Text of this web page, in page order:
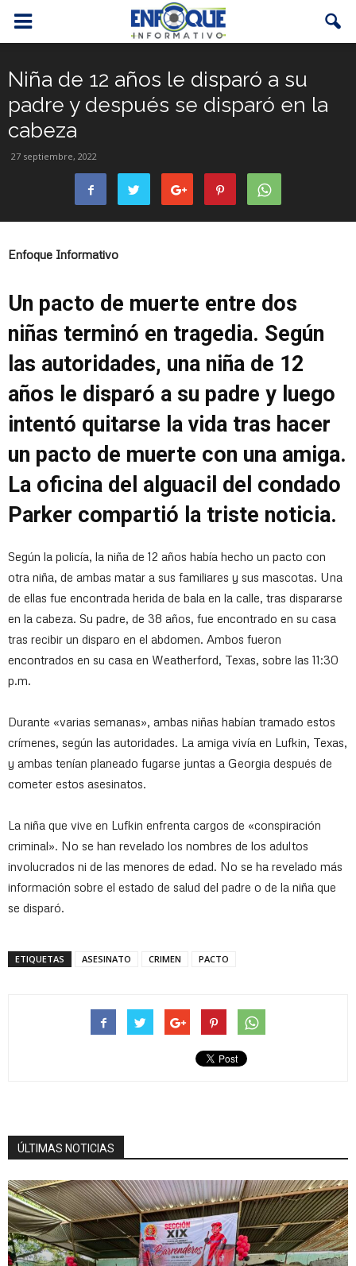
Niña de 12 años le disparó a su
padre y después se disparó en la
cabeza
27 septiembre, 2022
Enfoque Informativo
Un pacto de muerte entre dos
niñas terminó en tragedia. Según
las autoridades, una niña de 12
años le disparó a su padre y luego
intentó quitarse la vida tras hacer
un pacto de muerte con una amiga.
La oficina del alguacil del condado
Parker compartió la triste noticia.
Según la policía, la niña de 12 años había hecho un pacto con
otra niña, de ambas matar a sus familiares y sus mascotas. Una
de ellas fue encontrada herida de bala en la calle, tras dispararse
en la cabeza. Su padre, de 38 años, fue encontrado en su casa
tras recibir un disparo en el abdomen. Ambos fueron
encontrados en su casa en Weatherford, Texas, sobre las 11:30
p.m.
Durante «varias semanas», ambas niñas habían tramado estos
crímenes, según las autoridades. La amiga vivía en Lufkin, Texas,
y ambas tenían planeado fugarse juntas a Georgia después de
cometer estos asesinatos.
La niña que vive en Lufkin enfrenta cargos de «conspiración
criminal». No se han revelado los nombres de los adultos
involucrados ni de las menores de edad. No se ha revelado más
información sobre el estado de salud del padre o de la niña que
se disparó.
ETIQUETAS ASESINATO CRIMEN PACTO
ÚLTIMAS NOTICIAS